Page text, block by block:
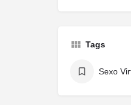
Tags
Sexo